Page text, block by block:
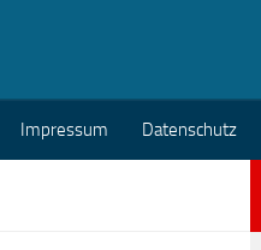
Impressum Datenschutz